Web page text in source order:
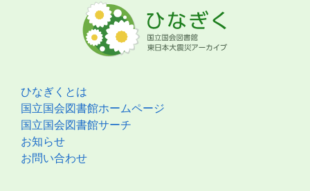
ひなぎくとは
国立国会図書館ホームページ
国立国会図書館サーチ
お知らせ
お問い合わせ